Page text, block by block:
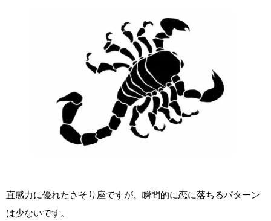
直感力に優れたさそり座ですが、瞬間的に恋に落ちるパターン
は少ないです。